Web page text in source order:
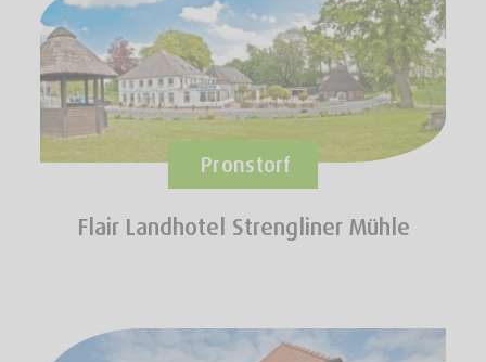
Pronstorf
Flair Landhotel Strengliner Mühle